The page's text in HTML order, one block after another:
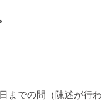
までの間（陳述が行わ